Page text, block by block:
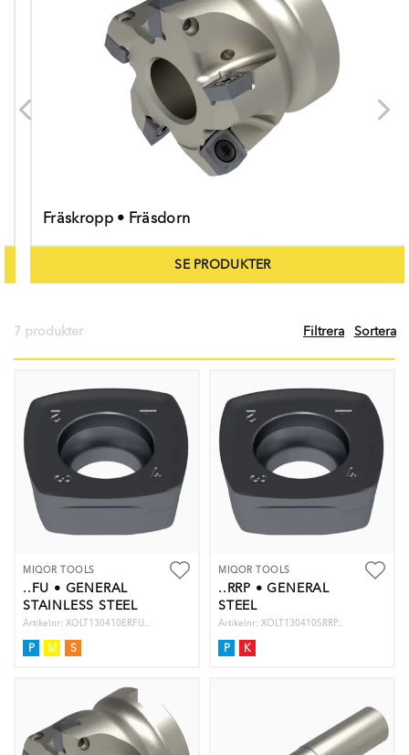
Fräskropp • Fräsdorn
SE PRODUKTER
7 produkter Filtrera Sortera
MIQOR TOOLS
..FU • GENERAL
STAINLESS STEEL
Artikelnr: XOLT130410ERFU..
P M S
MIQOR TOOLS
..RRP • GENERAL
STEEL
Artikelnr: XOLT130410SRRP..
P K